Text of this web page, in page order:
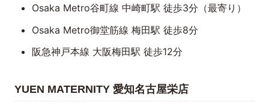
Osaka Metro谷町線 中崎町駅 徒歩3分（最寄り）
Osaka Metro御堂筋線 梅田駅 徒歩8分
阪急神戸本線 大阪梅田駅 徒歩12分
YUEN MATERNITY 愛知名古屋栄店